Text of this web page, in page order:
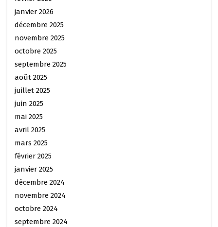
janvier 2026
décembre 2025
novembre 2025
octobre 2025
septembre 2025
août 2025
juillet 2025
juin 2025
mai 2025
avril 2025
mars 2025
février 2025
janvier 2025
décembre 2024
novembre 2024
octobre 2024
septembre 2024